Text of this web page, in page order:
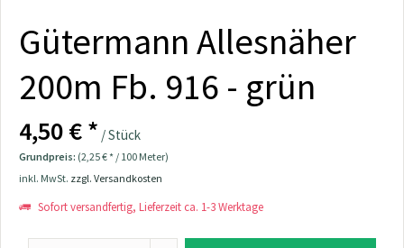
Gütermann Allesnäher
200m Fb. 916 - grün
4,50 € * / Stück
Grundpreis: (2,25 € * / 100 Meter)
inkl. MwSt. zzgl. Versandkosten
Sofort versandfertig, Lieferzeit ca. 1-3 Werktage